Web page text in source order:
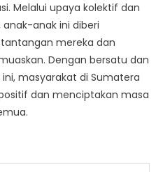
Melalui upaya kolektif dan
anak ini diberi
mereka dan
Dengan bersatu dan
masyarakat di Sumatera
dan menciptakan masa